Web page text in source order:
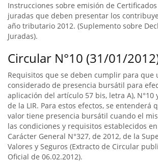
Instrucciones sobre emisión de
juradas que deben presentar los
año tributario 2012. (Suplemento sobre
Juradas).
Circular N°10 (31/01/
Requisitos que se deben cumplir para que
considerado de presencia bursátil para
aplicación del artículo 57 bis, letra A), N°10
de la LIR. Para estos efectos, se entenderá
valor tiene presencia bursátil cuando el
las condiciones y requisitos establecidos
Carácter General N°327, de 2012, de la
Valores y Seguros (Extracto de Circular
Oficial de 06.02.2012).